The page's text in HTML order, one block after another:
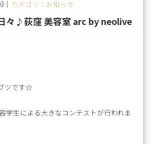
カテゴリ：お知らせ
々♪荻窪 美容室 arc by neolive
ツです☆
学生による大きなコンテストが行われま